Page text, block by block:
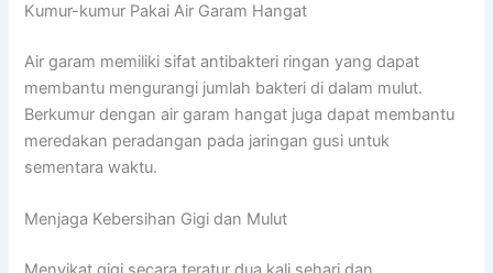
Kumur-kumur Pakai Air Garam Hangat
Air garam memiliki sifat antibakteri ringan yang dapat
membantu mengurangi jumlah bakteri di dalam mulut.
Berkumur dengan air garam hangat juga dapat membantu
meredakan peradangan pada jaringan gusi untuk
sementara waktu.
Menjaga Kebersihan Gigi dan Mulut